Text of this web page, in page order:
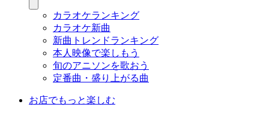
カラオケランキング
カラオケ新曲
新曲トレンドランキング
本人映像で楽しもう
旬のアニソンを歌おう
定番曲・盛り上がる曲
お店でもっと楽しむ